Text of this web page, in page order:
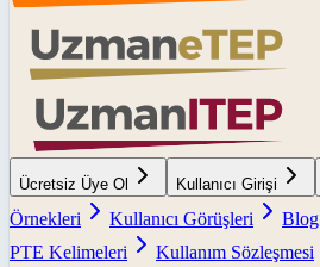
Ücretsiz Üye Ol Kullanıcı Girişi
Örnekleri
Kullanıcı Görüşleri Blog
PTE Kelimeleri
Kullanım Sözleşmesi